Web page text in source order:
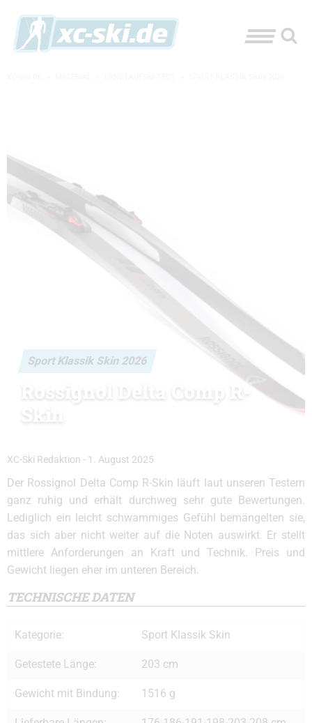
Sport Klassik Skin 2026
Rossignol Delta Comp R-
Skin
XC-Ski Redaktion - 1. August 2025
Der Rossignol Delta Comp R-Skin läuft laut unseren Testern
ganz ruhig und erhält durchweg sehr gute Bewertungen.
Lediglich ein leicht schwammiges Gefühl bemängelten sie,
das sich aber nicht weiter auf die Noten auswirkt. Er stellt
mittlere Anforderungen an Kraft und Technik. Preis und
Gewicht liegen eher im unteren Bereich.
TECHNISCHE DATEN
Kategorie: Sport Klassik Skin
Getestete Länge: 203 cm
Gewicht mit Bindung: 1516 g